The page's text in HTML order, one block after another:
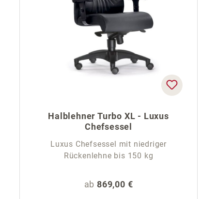
Halblehner Turbo XL - Luxus
Chefsessel
Luxus Chefsessel mit niedriger
Rückenlehne bis 150 kg
Regulärer Preis:
ab 869,00 €